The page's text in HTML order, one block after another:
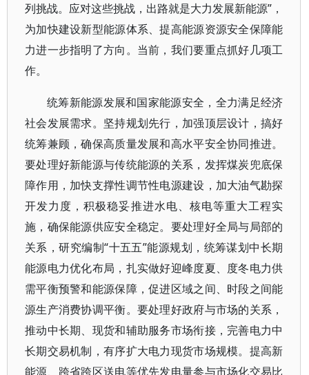
列挑战。应对这些挑战，出路就是大力发展新能源”，
为加快建设新型能源体系、提高能源资源安全保障能
力进一步指明了方向。当前，我们要重点抓好几项工
作。
统筹新能源发展和国家能源安全，全力满足经济
社会发展需求。坚持规划先行，加强顶层设计，搞好
统筹兼顾，确保高质量发展和高水平安全协同推进。
要处理好新能源与传统能源的关系，发挥煤炭兜底保
障作用，加快支撑性调节性电源建设，加大油气勘探
开发力度，积极稳妥推进水电、核电等重大工程实
施，确保能源供应安全稳定。要处理好全局与局部的
关系，研究编制“十五五”能源规划，统筹谋划中长期
能源电力优化布局，扎实做好迎峰度夏、度冬电力供
需平衡预警和能源保障，促进区域之间、时段之间能
源生产消费协调平衡。要处理好政府与市场的关系，
推动中长期、现货和辅助服务市场衔接，完善电力中
长期交易机制，有序扩大电力现货市场规模。提高新
能源、跨省跨区送电等优先发电量参与市场化交易比